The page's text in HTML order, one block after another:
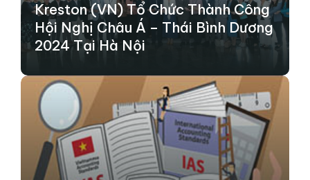
Kreston (VN) Tổ Chức Thành Công
Hội Nghị Châu Á – Thái Bình Dương
2024 Tại Hà Nội